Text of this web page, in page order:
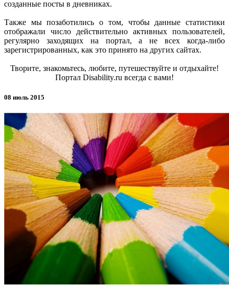
созданные посты в дневниках.
Также мы позаботились о том, чтобы данные статистики
отображали число действительно активных пользователей,
регулярно заходящих на портал, а не всех когда-либо
зарегистрированных, как это принято на других сайтах.
Творите, знакомьтесь, любите, путешествуйте и отдыхайте!
Портал Disability.ru всегда с вами!
08 июль 2015